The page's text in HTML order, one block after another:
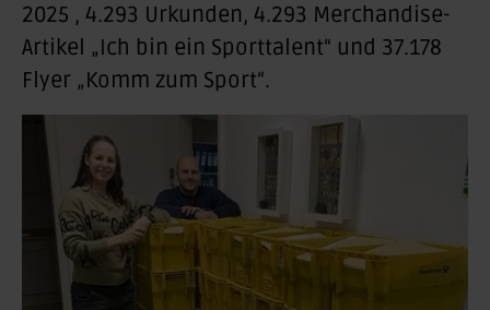
2025 , 4.293 Urkunden, 4.293 Merchandise-
Artikel „Ich bin ein Sporttalent“ und 37.178
Flyer „Komm zum Sport“.